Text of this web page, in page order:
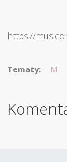
https://
Tematy: M